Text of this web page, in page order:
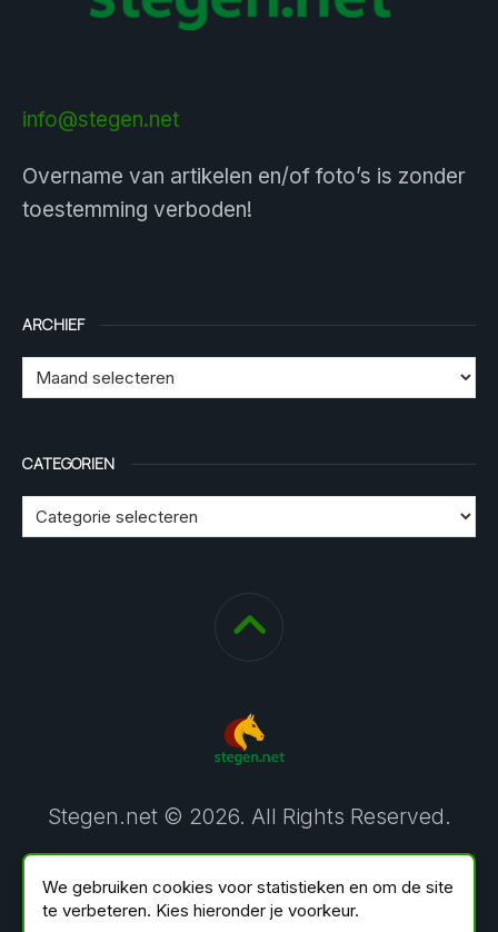
info@stegen.net
Overname van artikelen en/of foto’s is zonder
toestemming verboden!
ARCHIEF
CATEGORIEN
Stegen.net © 2026. All Rights Reserved.
We gebruiken cookies voor statistieken en om de site
te verbeteren. Kies hieronder je voorkeur.